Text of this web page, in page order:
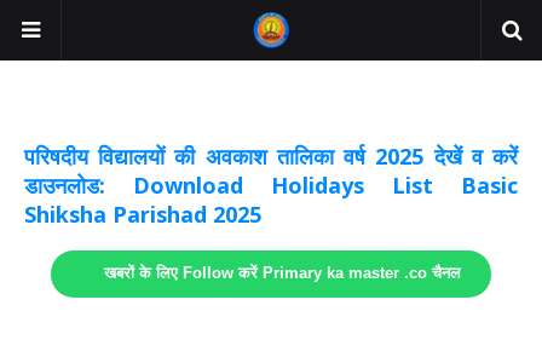
परिषदीय विद्यालयों की अवकाश तालिका वर्ष 2025 देखें व करें
डाउनलोड: Download Holidays List Basic
Shiksha Parishad 2025
खबरों के लिए Follow करें Primary ka master .co चैनल